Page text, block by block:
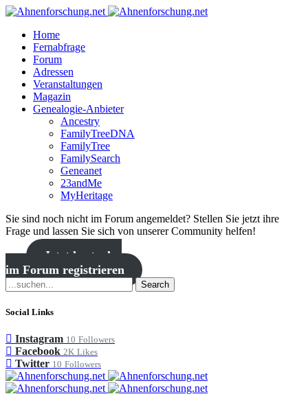
Home
Fernabfrage
Forum
Adressen
Veranstaltungen
Magazin
Genealogie-Anbieter
Ancestry
FamilyTreeDNA
FamilyTree
FamilySearch
Geneanet
23andMe
MyHeritage
Sie sind noch nicht im Forum angemeldet? Stellen Sie jetzt ihre
Frage und lassen Sie sich von unserer Community helfen!
Jetzt kostenlos
im Forum registrieren
Search
Social Links
Instagram 10 Followers
Facebook 2K Likes
Twitter 10 Followers